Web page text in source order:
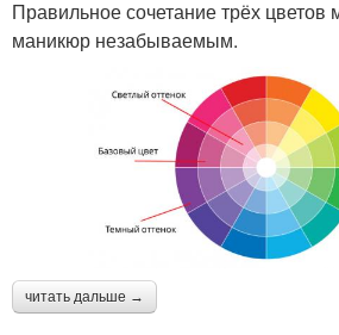
Правильное сочетание трёх цветов
маникюр незабываемым.
читать дальше →